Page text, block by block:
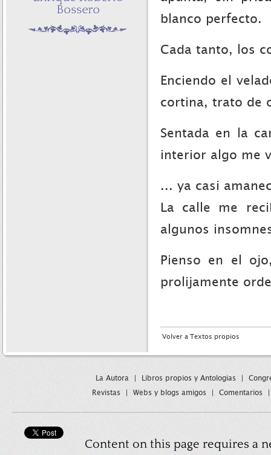
blanco perfecto.
Cada tanto, los
Enciendo el
cortina, trato de
Sentada en la
interior algo me
... ya casi
La calle me
algunos
Pienso en el
prolijamente
Volver a Textos propios
La Autora Libros propios y Antologias
Revistas
Webs y blogs amigos Comentarios
Content on this page requires a